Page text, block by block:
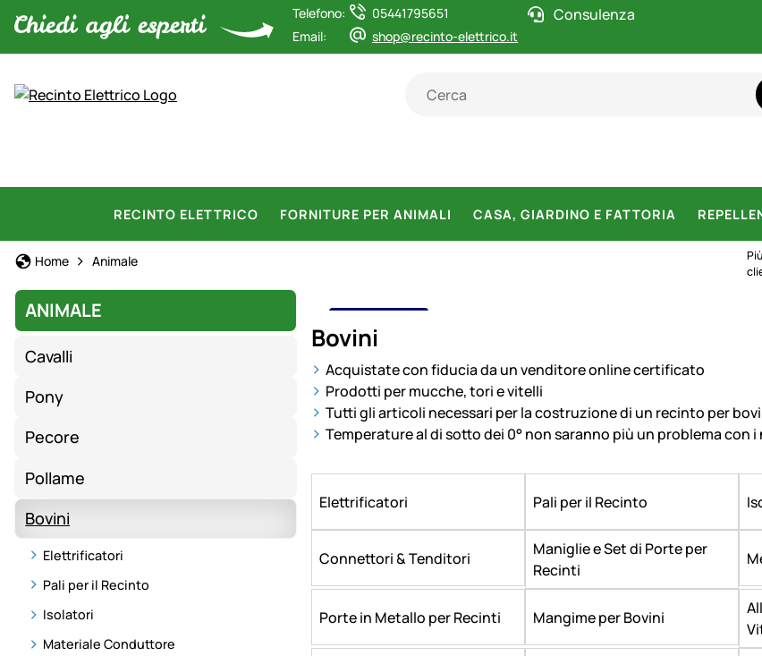
Telefono:
05441795651
Email:
shop@recinto-elettrico.it
Consulenza
RECINTO ELETTRICO FORNITURE PER ANIMALI CASA, GIARDINO E FATTORIA
Home Animale
ANIMALE
Cavalli
Pony
Pecore
Pollame
Bovini
Elettrificatori
Pali per il Recinto
Isolatori
Materiale Conduttore
BOVINI
Bovini
Acquistate con fiducia da un venditore online certificato
Prodotti per mucche, tori e vitelli
Tutti gli articoli necessari per la costruzione di un recinto per
Temperature al di sotto dei 0° non saranno più un problema
Elettrificatori Pali per il Recinto
Connettori & Tenditori
Maniglie e Set di Porte per
Recinti
Porte in Metallo per Recinti Mangime per Bovini